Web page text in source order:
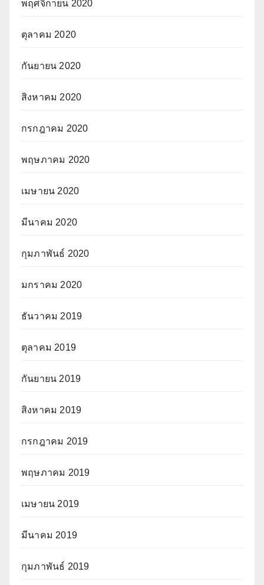
พฤศจิกายน 2020
ตุลาคม 2020
กันยายน 2020
สิงหาคม 2020
กรกฎาคม 2020
พฤษภาคม 2020
เมษายน 2020
มีนาคม 2020
กุมภาพันธ์ 2020
มกราคม 2020
ธันวาคม 2019
ตุลาคม 2019
กันยายน 2019
สิงหาคม 2019
กรกฎาคม 2019
พฤษภาคม 2019
เมษายน 2019
มีนาคม 2019
กุมภาพันธ์ 2019